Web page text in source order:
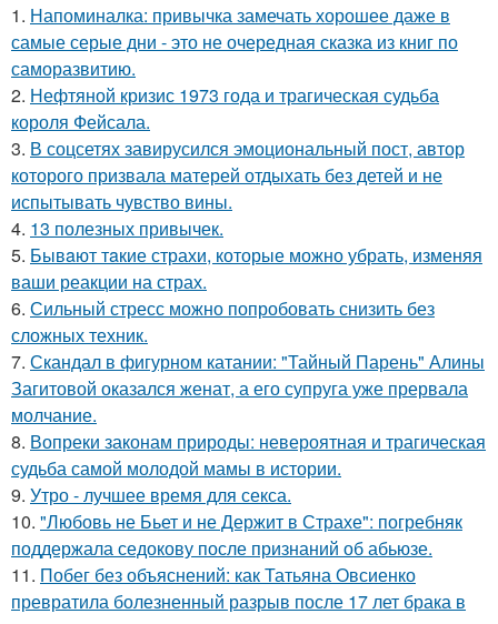
1. Напоминалка: привычка замечать хорошее даже в
самые серые дни - это не очередная сказка из книг по
саморазвитию.
2. Нефтяной кризис 1973 года и трагическая судьба
короля Фейсала.
3. В соцсетях завирусился эмоциональный пост, автор
которого призвала матерей отдыхать без детей и не
испытывать чувство вины.
4. 13 полезных привычек.
5. Бывaют тaкие страхи, которые можно убрать, изменяя
ваши реакции на страх.
6. Сильный стресс можно попробовать снизить без
сложных техник.
7. Скандал в фигурном катании: "Тайный Парень" Алины
Загитовой оказался женат, а его супруга уже прервала
молчание.
8. Вопреки законам природы: невероятная и трагическая
судьба самой молодой мамы в истории.
9. Утро - лучшее время для секса.
10. "Любовь не Бьет и не Держит в Страхе": погребняк
поддержала седокову после признаний об абьюзе.
11. Побег без объяснений: как Татьяна Овсиенко
превратила болезненный разрыв после 17 лет брака в